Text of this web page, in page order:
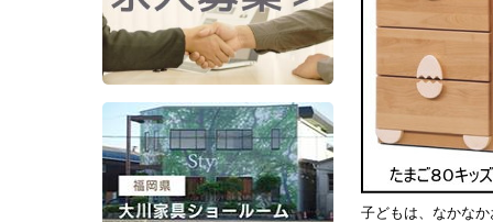
子どもは、なかな